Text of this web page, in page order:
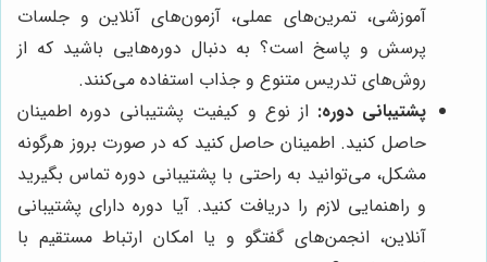
آموزشی، تمرین‌های عملی، آزمون‌های آنلاین و جلسات
پرسش و پاسخ است؟ به دنبال دوره‌هایی باشید که از
روش‌های تدریس متنوع و جذاب استفاده می‌کنند.
پشتیبانی دوره: از نوع و کیفیت پشتیبانی دوره اطمینان
حاصل کنید. اطمینان حاصل کنید که در صورت بروز هرگونه
مشکل، می‌توانید به راحتی با پشتیبانی دوره تماس بگیرید
و راهنمایی لازم را دریافت کنید. آیا دوره دارای پشتیبانی
آنلاین، انجمن‌های گفتگو و یا امکان ارتباط مستقیم با